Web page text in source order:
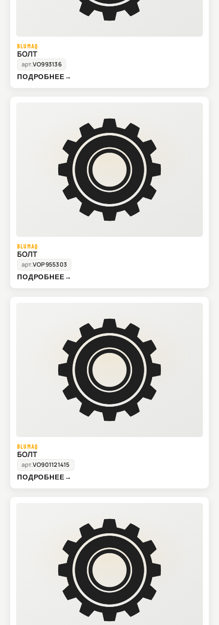
BLUMAQ
БОЛТ
арт.VO993136
ПОДРОБНЕЕ→
BLUMAQ
БОЛТ
арт.VOP955303
ПОДРОБНЕЕ→
BLUMAQ
БОЛТ
арт.VO901121415
ПОДРОБНЕЕ→